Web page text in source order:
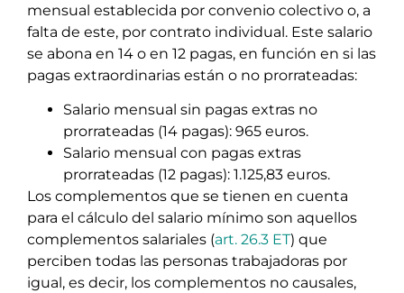
mensual establecida por convenio colectivo o, a
falta de este, por contrato individual. Este salario
se abona en 14 o en 12 pagas, en función en si las
pagas extraordinarias están o no prorrateadas:
Salario mensual sin pagas extras no
prorrateadas (14 pagas): 965 euros.
Salario mensual con pagas extras
prorrateadas (12 pagas): 1.125,83 euros.
Los complementos que se tienen en cuenta
para el cálculo del salario mínimo son aquellos
complementos salariales (art. 26.3 ET) que
perciben todas las personas trabajadoras por
igual, es decir, los complementos no causales,